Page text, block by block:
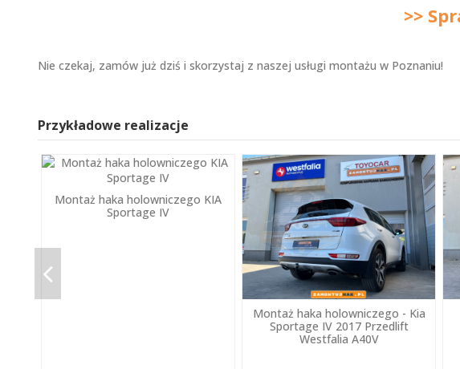
>>
Nie czekaj, zamów już dziś i skorzystaj z naszej usługi montażu w Poznaniu!
Przykładowe realizacje
Montaż haka holowniczego KIA
Sportage IV
Montaż haka holowniczego - Kia
Sportage IV 2017 Przedlift
Westfalia A40V